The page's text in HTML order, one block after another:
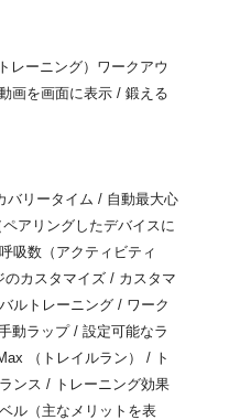
レーニング）ワークアウ
画を画面に表示 / 鍛える
リータイム / 自動最大心
アリングしたデバイスに
吸数（アクティビティ
カスタマイズ / カスタマ
ルトレーニング / ワーク
動ラップ / 設定可能なラ
（トレイルラン） / ト
ンス / トレーニング効果
ル（主なメリットを表